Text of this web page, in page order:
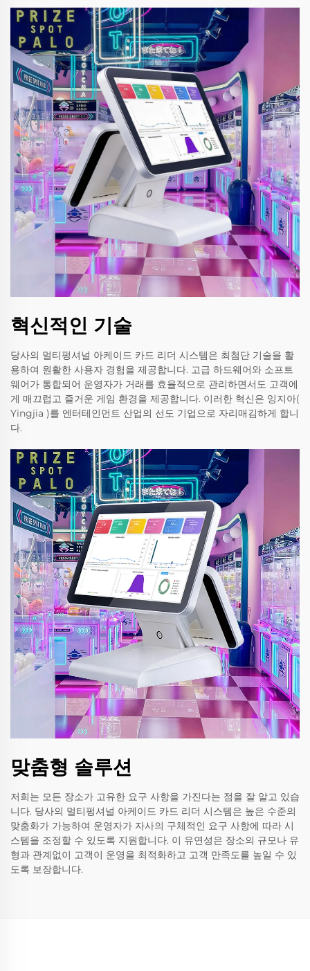
혁신적인 기술
당사의 멀티펑셔널 아케이드 카드 리더 시스템은 최첨단 기술을 활
용하여 원활한 사용자 경험을 제공합니다. 고급 하드웨어와 소프트
웨어가 통합되어 운영자가 거래를 효율적으로 관리하면서도 고객에
게 매끄럽고 즐거운 게임 환경을 제공합니다. 이러한 혁신은 잉지아(
Yingjia )를 엔터테인먼트 산업의 선도 기업으로 자리매김하게 합니
다.
맞춤형 솔루션
저희는 모든 장소가 고유한 요구 사항을 가진다는 점을 잘 알고 있습
니다. 당사의 멀티펑셔널 아케이드 카드 리더 시스템은 높은 수준의
맞춤화가 가능하여 운영자가 자사의 구체적인 요구 사항에 따라 시
스템을 조정할 수 있도록 지원합니다. 이 유연성은 장소의 규모나 유
형과 관계없이 고객이 운영을 최적화하고 고객 만족도를 높일 수 있
도록 보장합니다.